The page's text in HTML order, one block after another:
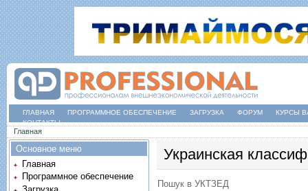
ГЛАВНАЯ ПРОГРАММНОЕ ОБЕСПЕЧЕНИЕ ЗАГРУЗКА ФОРУМ
КУРСЫ
КОНТАКТЫ
Вы здесь
Главная
Украинская
Пошук в УКТЗЕД
Основное меню
Главная
Программное обеспечение